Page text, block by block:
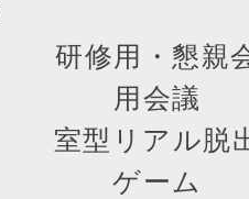
研修用・懇親
用会議
室型リアル脱
ゲーム